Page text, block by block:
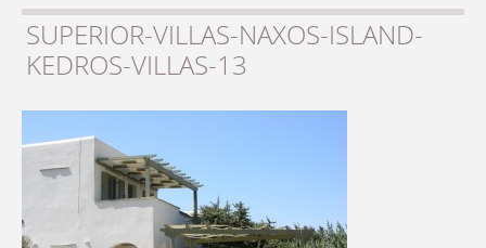
SUPERIOR-VILLAS-NAXOS-ISLAND-
KEDROS-VILLAS-13